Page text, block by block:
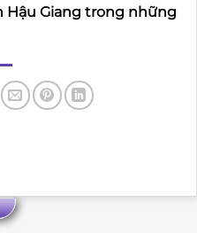
Hậu Giang trong những